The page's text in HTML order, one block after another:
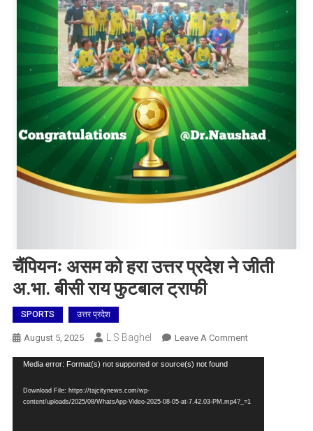
चैंपियनः असम को हरा उत्तर प्रदेश ने जीती
अ.भा. बीसी राय फुटबाल ट्राफी
SPORTS उत्तर प्रदेश
August 5, 2025 L.S Baghel Leave A CommentOn
हरा
Video
Media error: Format(s) not supported or source(s) not found
Download File: https://tajcitynews.com/wp-
content/uploads/2025/08/WhatsApp-Video-2025-08-05-at-7.42.03-PM.mp4?_=1